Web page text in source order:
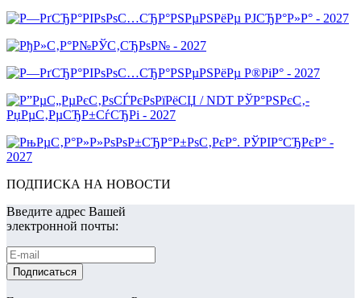
ПОДПИСКА НА НОВОСТИ
Введите адрес Вашей
электронной почты: